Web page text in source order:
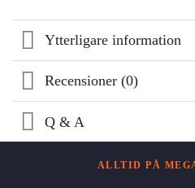
Ytterligare information
Recensioner (0)
Q & A
ALLTID PÅ